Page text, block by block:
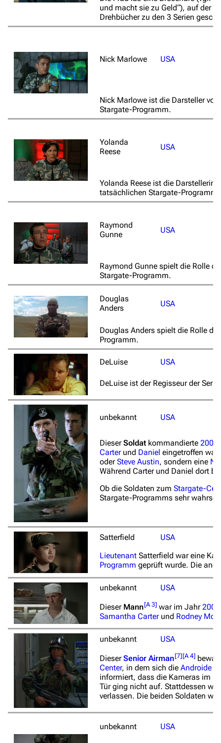
und macht sie zu Geld“), auf der
Drehbücher zu den 3 Serien
Nick Marlowe USA
Nick Marlowe ist die Darsteller von
Stargate-Programm.
Yolanda
Reese
USA
Yolanda Reese ist die Darstellerin
tatsächlichen Stargate-Programm.
Raymond
Gunne
USA
Raymond Gunne spielt die Rolle
Stargate-Programm.
Douglas
Anders
USA
Douglas Anders spielt die Rolle
Programm.
DeLuise USA
DeLuise ist der Regisseur der Serie
unbekannt USA
DieserSoldat kommandierte 2001
Carterund Daniel eingetroffen
oderSteve Austin, sondern eine
Während Carter und Daniel dort
Ob die Soldaten zum Stargate-
Stargate-Programms sehr
Satterfield
USA
Lieutenant Satterfield war eine
Programm geprüft wurde. Die
unbekannt USA
Dieser Mann[A 3] war im Jahr2001
Samantha Carterund Rodney
unbekannt USA
DieserSenior Airman[7][A 4]
Center, in dem sich die Androide
informiert, dass die Kameras im
Tür ging nicht auf. Stattdessen
verlassen. Die beiden Soldaten
unbekannt USA